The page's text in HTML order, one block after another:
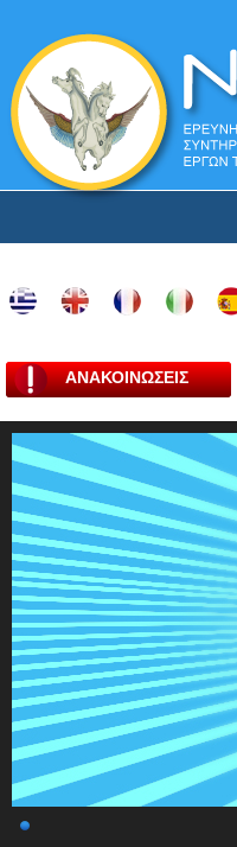
ΑΝΑΚΟΙΝΩΣΕΙΣ